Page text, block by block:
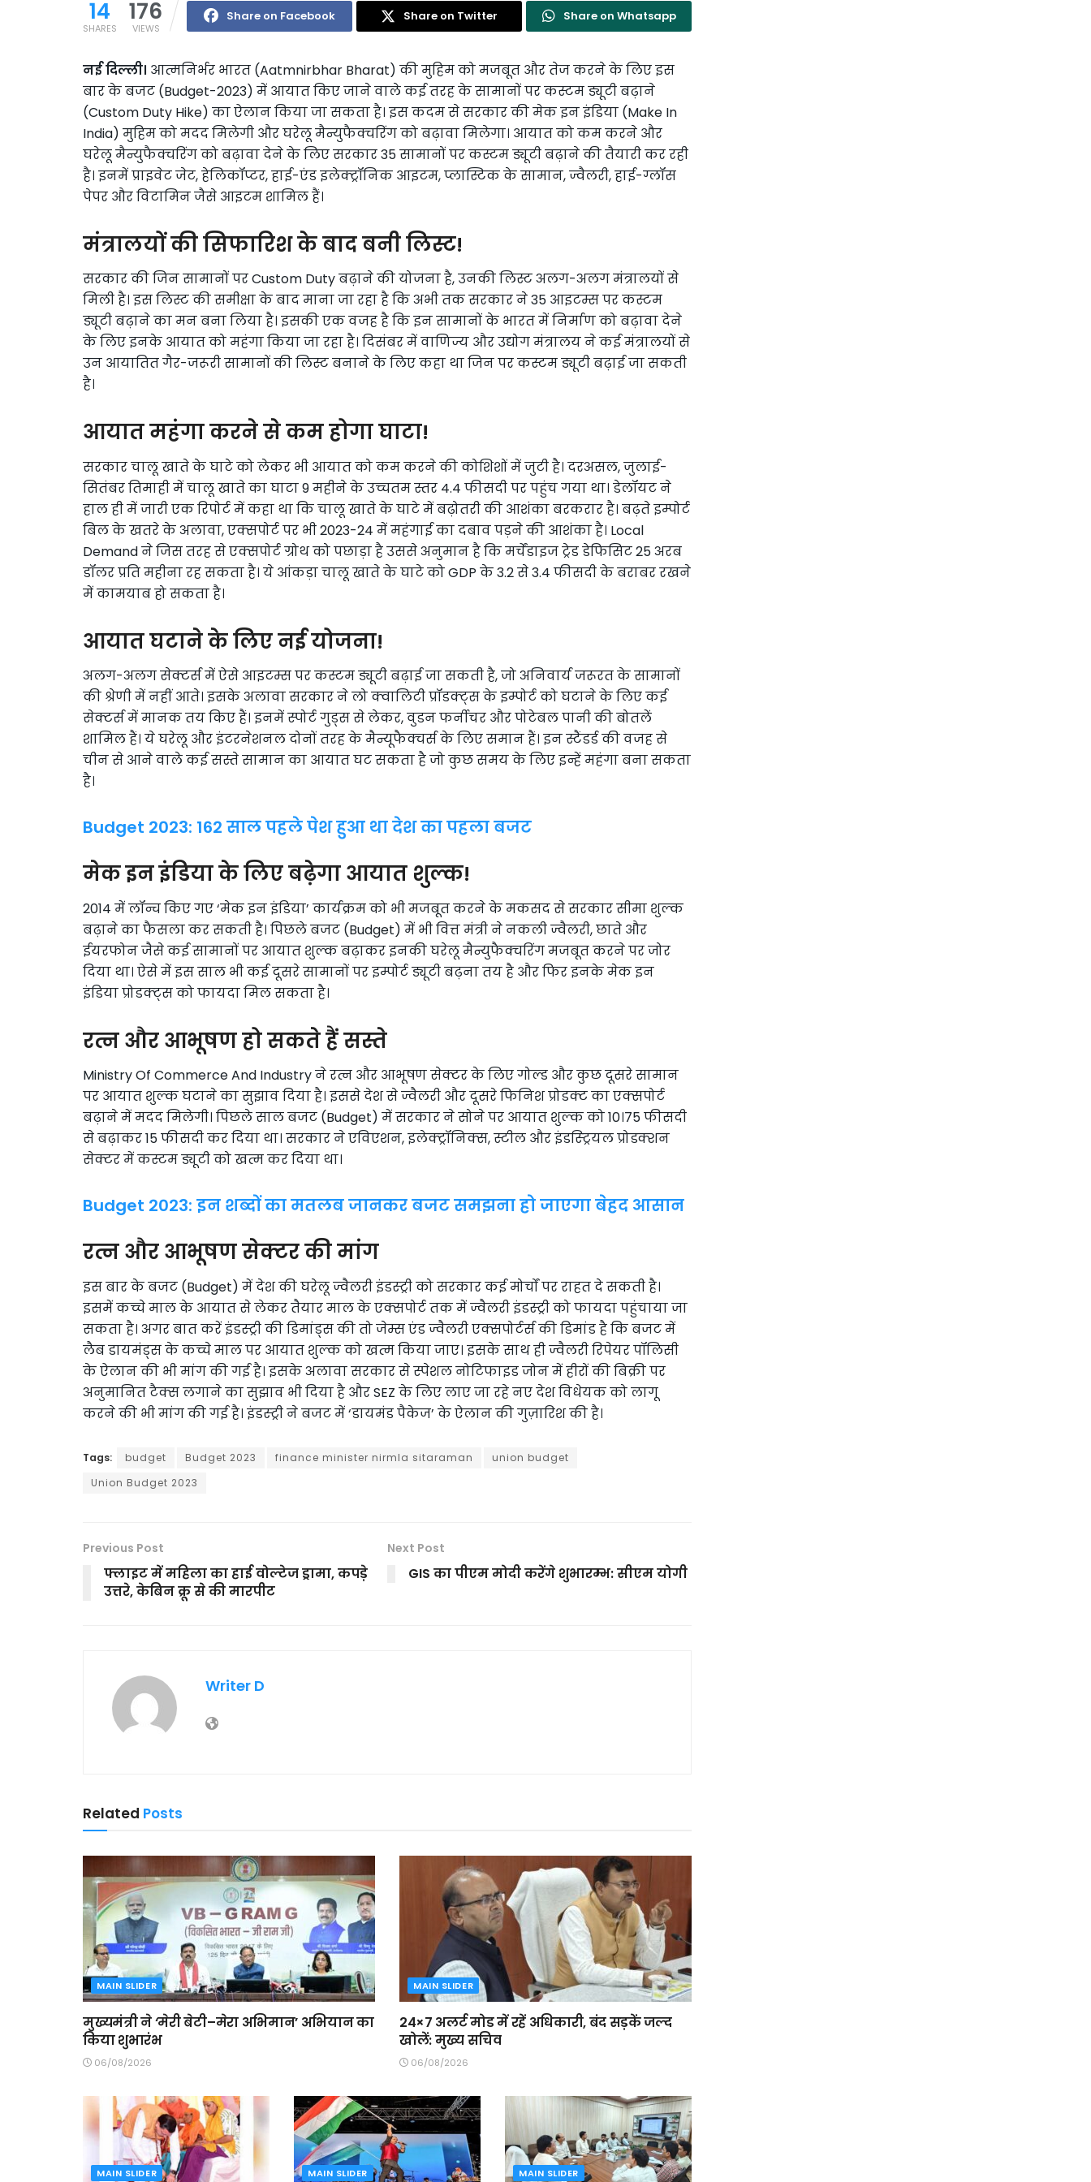
14
SHARES
176
VIEWS
Share on Facebook Share on Twitter Share on Whatsapp
नई दिल्ली। आत्मनिर्भर भारत (Aatmnirbhar Bharat) की मुहिम को मजबूत और तेज करने के लिए इस
बार के बजट (Budget-2023) में आयात किए जाने वाले कई तरह के सामानों पर कस्टम ड्यूटी बढ़ाने
(Custom Duty Hike) का ऐलान किया जा सकता है। इस कदम से सरकार की मेक इन इंडिया (Make In
India) मुहिम को मदद मिलेगी और घरेलू मैन्युफैक्चरिंग को बढ़ावा मिलेगा। आयात को कम करने और
घरेलू मैन्युफैक्चरिंग को बढ़ावा देने के लिए सरकार 35 सामानों पर कस्टम ड्यूटी बढ़ाने की तैयारी कर रही
है। इनमें प्राइवेट जेट, हेलिकॉप्टर, हाई-एंड इलेक्ट्रॉनिक आइटम, प्लास्टिक के सामान, ज्वैलरी, हाई-ग्लॉस
पेपर और विटामिन जैसे आइटम शामिल हैं।
मंत्रालयों की सिफारिश के बाद बनी लिस्ट!
सरकार की जिन सामानों पर Custom Duty बढ़ाने की योजना है, उनकी लिस्ट अलग-अलग मंत्रालयों से
मिली है। इस लिस्ट की समीक्षा के बाद माना जा रहा है कि अभी तक सरकार ने 35 आइटम्स पर कस्टम
ड्यूटी बढ़ाने का मन बना लिया है। इसकी एक वजह है कि इन सामानों के भारत में निर्माण को बढ़ावा देने
के लिए इनके आयात को महंगा किया जा रहा है। दिसंबर में वाणिज्य और उद्योग मंत्रालय ने कई मंत्रालयों से
उन आयातित गैर-जरूरी सामानों की लिस्ट बनाने के लिए कहा था जिन पर कस्टम ड्यूटी बढ़ाई जा सकती
है।
आयात महंगा करने से कम होगा घाटा!
सरकार चालू खाते के घाटे को लेकर भी आयात को कम करने की कोशिशों में जुटी है। दरअसल, जुलाई-
सितंबर तिमाही में चालू खाते का घाटा 9 महीने के उच्चतम स्तर 4.4 फीसदी पर पहुंच गया था। डेलॉयट ने
हाल ही में जारी एक रिपोर्ट में कहा था कि चालू खाते के घाटे में बढ़ोतरी की आशंका बरकरार है। बढ़ते इम्पोर्ट
बिल के खतरे के अलावा, एक्सपोर्ट पर भी 2023-24 में महंगाई का दबाव पड़ने की आशंका है। Local
Demand ने जिस तरह से एक्सपोर्ट ग्रोथ को पछाड़ा है उससे अनुमान है कि मर्चेंडाइज ट्रेड डेफिसिट 25 अरब
डॉलर प्रति महीना रह सकता है। ये आंकड़ा चालू खाते के घाटे को GDP के 3.2 से 3.4 फीसदी के बराबर रखने
में कामयाब हो सकता है।
आयात घटाने के लिए नई योजना!
अलग-अलग सेक्टर्स में ऐसे आइटम्स पर कस्टम ड्यूटी बढ़ाई जा सकती है, जो अनिवार्य जरूरत के सामानों
की श्रेणी में नहीं आते। इसके अलावा सरकार ने लो क्वालिटी प्रॉडक्ट्स के इम्पोर्ट को घटाने के लिए कई
सेक्टर्स में मानक तय किए हैं। इनमें स्पोर्ट गुड्स से लेकर, वुडन फर्नीचर और पोटेबल पानी की बोतलें
शामिल हैं। ये घरेलू और इंटरनेशनल दोनों तरह के मैन्यूफैक्चर्स के लिए समान हैं। इन स्टैंडर्ड की वजह से
चीन से आने वाले कई सस्ते सामान का आयात घट सकता है जो कुछ समय के लिए इन्हें महंगा बना सकता
है।
Budget 2023: 162 साल पहले पेश हुआ था देश का पहला बजट
मेक इन इंडिया के लिए बढ़ेगा आयात शुल्क!
2014 में लॉन्च किए गए ‘मेक इन इंडिया’ कार्यक्रम को भी मजबूत करने के मकसद से सरकार सीमा शुल्क
बढ़ाने का फैसला कर सकती है। पिछले बजट (Budget) में भी वित्त मंत्री ने नकली ज्वैलरी, छाते और
ईयरफोन जैसे कई सामानों पर आयात शुल्क बढ़ाकर इनकी घरेलू मैन्युफैक्चरिंग मजबूत करने पर जोर
दिया था। ऐसे में इस साल भी कई दूसरे सामानों पर इम्पोर्ट ड्यूटी बढ़ना तय है और फिर इनके मेक इन
इंडिया प्रोडक्ट्स को फायदा मिल सकता है।
रत्न और आभूषण हो सकते हैं सस्ते
Ministry Of Commerce And Industry ने रत्न और आभूषण सेक्टर के लिए गोल्ड और कुछ दूसरे सामान
पर आयात शुल्क घटाने का सुझाव दिया है। इससे देश से ज्वैलरी और दूसरे फिनिश प्रोडक्ट का एक्सपोर्ट
बढ़ाने में मदद मिलेगी। पिछले साल बजट (Budget) में सरकार ने सोने पर आयात शुल्क को 10।75 फीसदी
से बढ़ाकर 15 फीसदी कर दिया था। सरकार ने एविएशन, इलेक्ट्रॉनिक्स, स्टील और इंडस्ट्रियल प्रोडक्शन
सेक्टर में कस्टम ड्यूटी को खत्म कर दिया था।
Budget 2023: इन शब्दों का मतलब जानकर बजट समझना हो जाएगा बेहद आसान
रत्न और आभूषण सेक्टर की मांग
इस बार के बजट (Budget) में देश की घरेलू ज्वैलरी इंडस्ट्री को सरकार कई मोर्चों पर राहत दे सकती है।
इसमें कच्चे माल के आयात से लेकर तैयार माल के एक्सपोर्ट तक में ज्वैलरी इंडस्ट्री को फायदा पहुंचाया जा
सकता है। अगर बात करें इंडस्ट्री की डिमांड्स की तो जेम्स एंड ज्वैलरी एक्सपोर्टर्स की डिमांड है कि बजट में
लैब डायमंड्स के कच्चे माल पर आयात शुल्क को खत्म किया जाए। इसके साथ ही ज्वैलरी रिपेयर पॉलिसी
के ऐलान की भी मांग की गई है। इसके अलावा सरकार से स्पेशल नोटिफाइड जोन में हीरों की बिक्री पर
अनुमानित टैक्स लगाने का सुझाव भी दिया है और SEZ के लिए लाए जा रहे नए देश विधेयक को लागू
करने की भी मांग की गई है। इंडस्ट्री ने बजट में ‘डायमंड पैकेज’ के ऐलान की गुज़ारिश की है।
Tags: budget Budget 2023 finance minister nirmla sitaraman
union budget
Union Budget 2023
Previous Post
फ्लाइट में महिला का हाई वोल्टेज ड्रामा, कपड़े
उत्तरे, केबिन क्रू से की मारपीट
Next Post
GIS का पीएम मोदी करेंगे शुभारम्भ: सीएम योगी
Writer D
Related Posts
MAIN SLIDER
मुख्यमंत्री ने ‘मेरी बेटी–मेरा अभिमान’ अभियान का
किया शुभारंभ
06/08/2026
MAIN SLIDER
24×7 अलर्ट मोड में रहें अधिकारी, बंद सड़कें जल्द
खोलें: मुख्य सचिव
06/08/2026
MAIN SLIDER MAIN SLIDER MAIN SLIDER